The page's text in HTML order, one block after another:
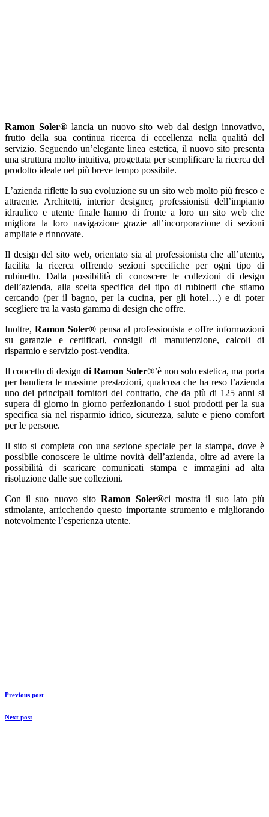
Ramon Soler®lancia un nuovo sito web dal design innovativo,
frutto della sua continua ricerca di eccellenza nella qualità del
servizio. Seguendo un’elegante linea estetica, il nuovo sito presenta
una struttura molto intuitiva, progettata per semplificare la ricerca del
prodotto ideale nel più breve tempo possibile.
L’azienda riflette la sua evoluzione su un sito web molto più fresco e
attraente. Architetti, interior designer, professionisti dell’impianto
idraulico e utente finale hanno di fronte a loro un sito web che
migliora la loro navigazione grazie all’incorporazione di sezioni
ampliate e rinnovate.
Il design del sito web, orientato sia al professionista che all’utente,
facilita la ricerca offrendo sezioni specifiche per ogni tipo di
rubinetto. Dalla possibilità di conoscere le collezioni di design
dell’azienda, alla scelta specifica del tipo di rubinetti che stiamo
cercando (per il bagno, per la cucina, per gli hotel…) e di poter
scegliere tra la vasta gamma di design che offre.
Inoltre, Ramon Soler® pensa al professionista e offre informazioni
su garanzie e certificati, consigli di manutenzione, calcoli di
risparmio e servizio post-vendita.
Il concetto di design di Ramon Soler®’è non solo estetica, ma porta
per bandiera le massime prestazioni, qualcosa che ha reso l’azienda
uno dei principali fornitori del contratto, che da più di 125 anni si
supera di giorno in giorno perfezionando i suoi prodotti per la sua
specifica sia nel risparmio idrico, sicurezza, salute e pieno comfort
per le persone.
Il sito si completa con una sezione speciale per la stampa, dove è
possibile conoscere le ultime novità dell’azienda, oltre ad avere la
possibilità di scaricare comunicati stampa e immagini ad alta
risoluzione dalle sue collezioni.
Con il suo nuovo sito Ramon Soler®ci mostra il suo lato più
stimolante, arricchendo questo importante strumento e migliorando
notevolmente l’esperienza utente.
Previous post
Next post